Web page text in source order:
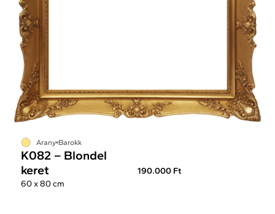
Arany Barokk
K082 – Blondel
keret
190.000 Ft
60 x 80 cm